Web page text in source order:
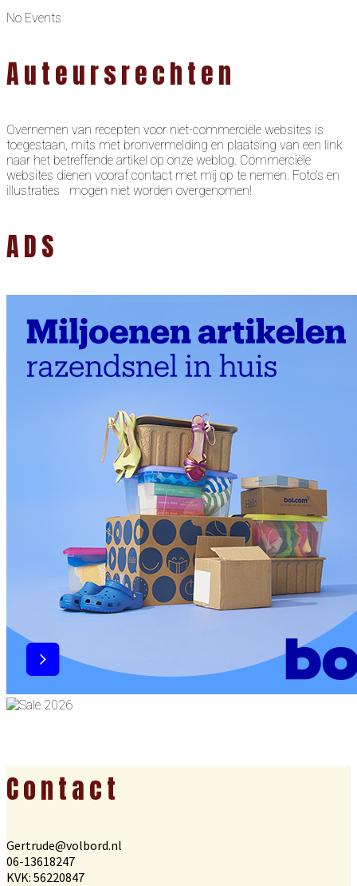
No Events
Auteursrechten
Overnemen van recepten voor niet-commerciële websites is
toegestaan, mits met bronvermelding en plaatsing van een link
naar het betreffende artikel op onze weblog. Commerciële
websites dienen vooraf contact met mij op te nemen. Foto’s en
illustraties mogen niet worden overgenomen!
ADS
Footer
Contact
Gertrude@volbord.nl
06-13618247
KVK: 56220847